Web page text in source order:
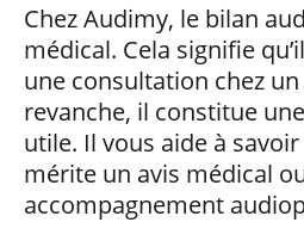
Chez Audimy, le bilan
médical. Cela signifie
une consultation chez un
revanche, il constitue
utile. Il vous aide à
mérite un avis médical
accompagnement